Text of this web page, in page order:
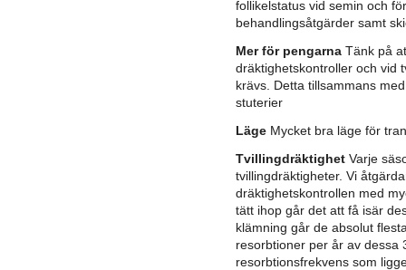
follikelstatus vid semin och
behandlingsåtgärder samt
Mer för pengarna Tänk på
dräktighetskontroller och vid
krävs. Detta tillsammans
stuterier
Läge Mycket bra läge för
Tvillingdräktighet Varje
tvillingdräktigheter. Vi
dräktighetskontrollen med
tätt ihop går det att få isär
klämning går de absolut
resorbtioner per år av
resorbtionsfrekvens som